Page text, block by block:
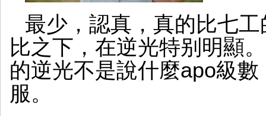
最少，認真，真的比七
比之下，在逆光特别明顯
的逆光不是說什麼apo級
服。